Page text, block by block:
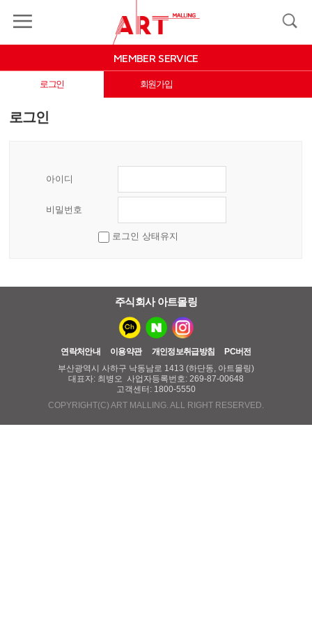
MEMBER SERVICE
로그인 회원가입
로그인
아이디
비밀번호
로그인 상태유지
주식회사 아트몰링
연락처안내 이용약관 개인정보취급방침
PC버전
부산광역시 사하구 낙동남로 1413 (하단동, 아트몰링)
대표자: 최병오 사업자등록번호: 269-87-00648
고객센터: 1800-5550
COPYRIGHT(C) ART MALLING. ALL RIGHT RESERVED.
MY
LOGIN
JOIN
MALLING
X Close